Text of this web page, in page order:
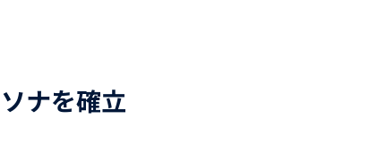
ナを確立